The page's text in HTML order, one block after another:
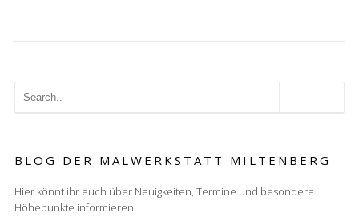
BLOG DER MALWERKSTATT MILTENBERG
Hier könnt ihr euch über Neuigkeiten, Termine und besondere
Höhepunkte informieren.